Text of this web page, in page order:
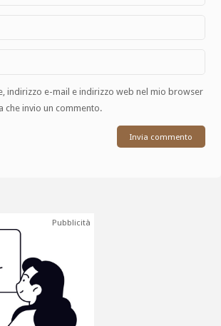
indirizzo e-mail e indirizzo web nel mio browser
che invio un commento.
Pubblicità